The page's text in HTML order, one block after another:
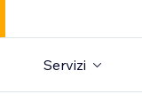
Servizi